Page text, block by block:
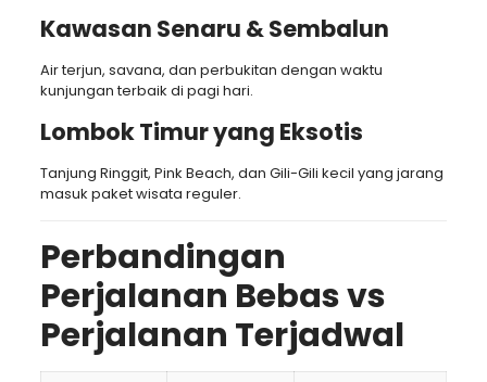
Kawasan Senaru & Sembalun
Air terjun, savana, dan perbukitan dengan waktu
kunjungan terbaik di pagi hari.
Lombok Timur yang Eksotis
Tanjung Ringgit, Pink Beach, dan Gili-Gili kecil yang jarang
masuk paket wisata reguler.
Perbandingan
Perjalanan Bebas vs
Perjalanan Terjadwal